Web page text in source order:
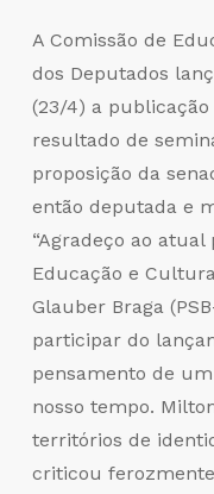
A Comissão de
dos Deputados
(23/4) a publicação
resultado de
proposição da
então deputada e
“Agradeço ao
Educação e
Glauber Braga
participar do
pensamento de
nosso tempo.
territórios de
criticou